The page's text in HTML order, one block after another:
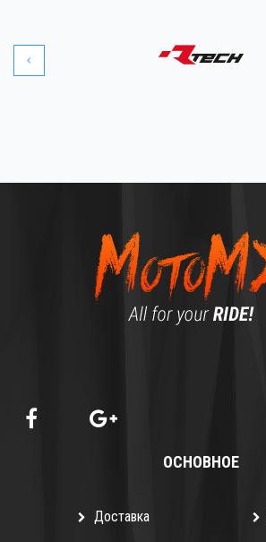
ОСНОВНОЕ
Доставка